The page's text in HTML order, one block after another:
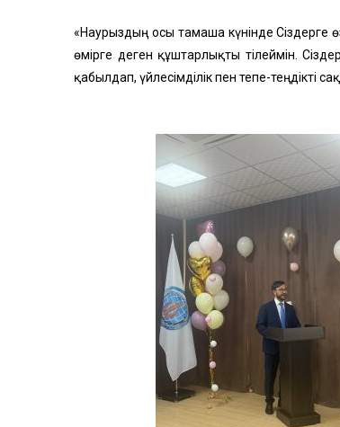
«Наурыздың осы тамаша күнінде Сіздерге өз
өмірге деген құштарлықты тілеймін.
қабылдап, үйлесімділік пен тепе-теңдікті